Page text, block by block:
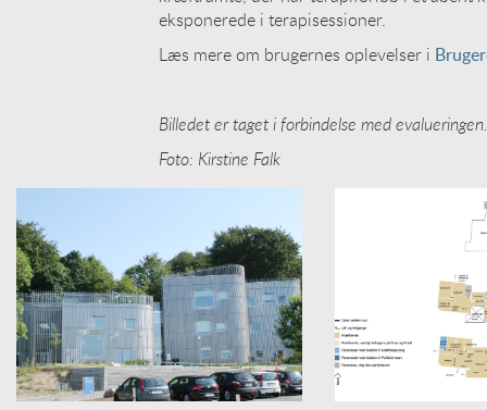
eksponerede i terapisessioner.
Læs mere om brugernes oplevelser i
Billedet er taget i forbindelse med
Foto: Kirstine Falk